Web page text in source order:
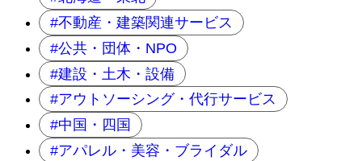
不動産・建築関連サービス
公共・団体・NPO
建設・土木・設備
アウトソーシング・代行サービス
中国・四国
アパレル・美容・ブライダル